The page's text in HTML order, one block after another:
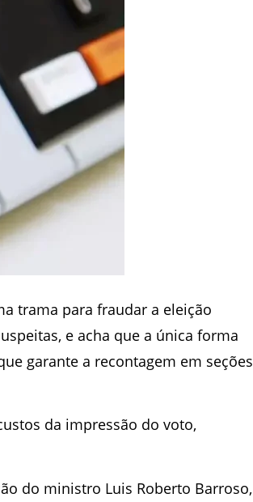
trama para fraudar a eleição
e acha que a única forma
garante a recontagem em seções
da impressão do voto,
do ministro Luis Roberto Barroso,